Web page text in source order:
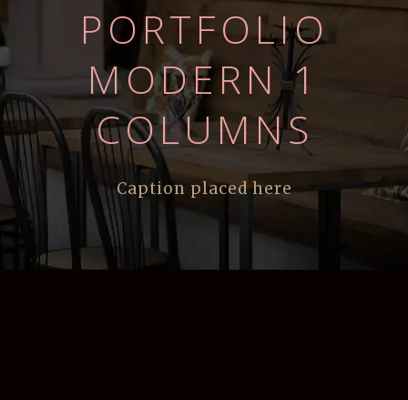
PORTFOLIO
MODERN 1
COLUMNS
Caption placed here